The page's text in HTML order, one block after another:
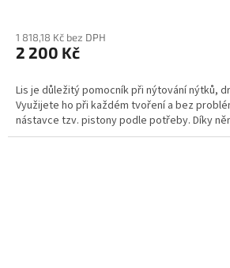
produktu
je
z
5
hvězdiček.
1 818,18 Kč bez DPH
2 200 Kč
Lis je důležitý pomocník při nýtování nýtků,
Využijete ho při každém tvoření a bez
nástavce tzv. pistony podle potřeby. Díky